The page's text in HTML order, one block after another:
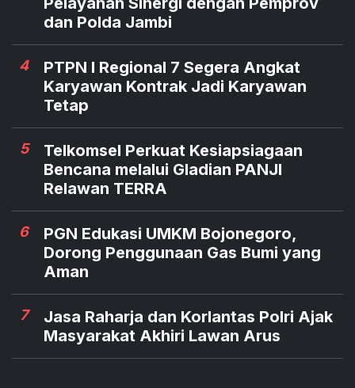
dan Polda Jambi
4
PTPN I Regional 7 Segera Angkat
Karyawan Kontrak Jadi Karyawan
Tetap
5
Telkomsel Perkuat Kesiapsiagaan
Bencana melalui Gladian PANJI
Relawan TERRA
6
PGN Edukasi UMKM Bojonegoro,
Dorong Penggunaan Gas Bumi yang
Aman
7
Jasa Raharja dan Korlantas Polri Ajak
Masyarakat Akhiri Lawan Arus